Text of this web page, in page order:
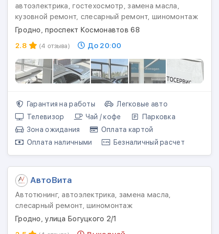
автоэлектрика, гостехосмотр, замена масла,
кузовной ремонт, слесарный ремонт, шиномонтаж
Гродно, проспект Космонавтов 68
2.8
(4 отзыва) До 20:00
Гарантия на работы
Легковые авто
Телевизор
Чай / кофе
Парковка
Зона ожидания
Оплата картой
Оплата наличными
Безналичный расчет
АвтоВита
Автотюнинг, автоэлектрика, замена масла,
слесарный ремонт, шиномонтаж
Гродно, улица Богуцкого 2/1